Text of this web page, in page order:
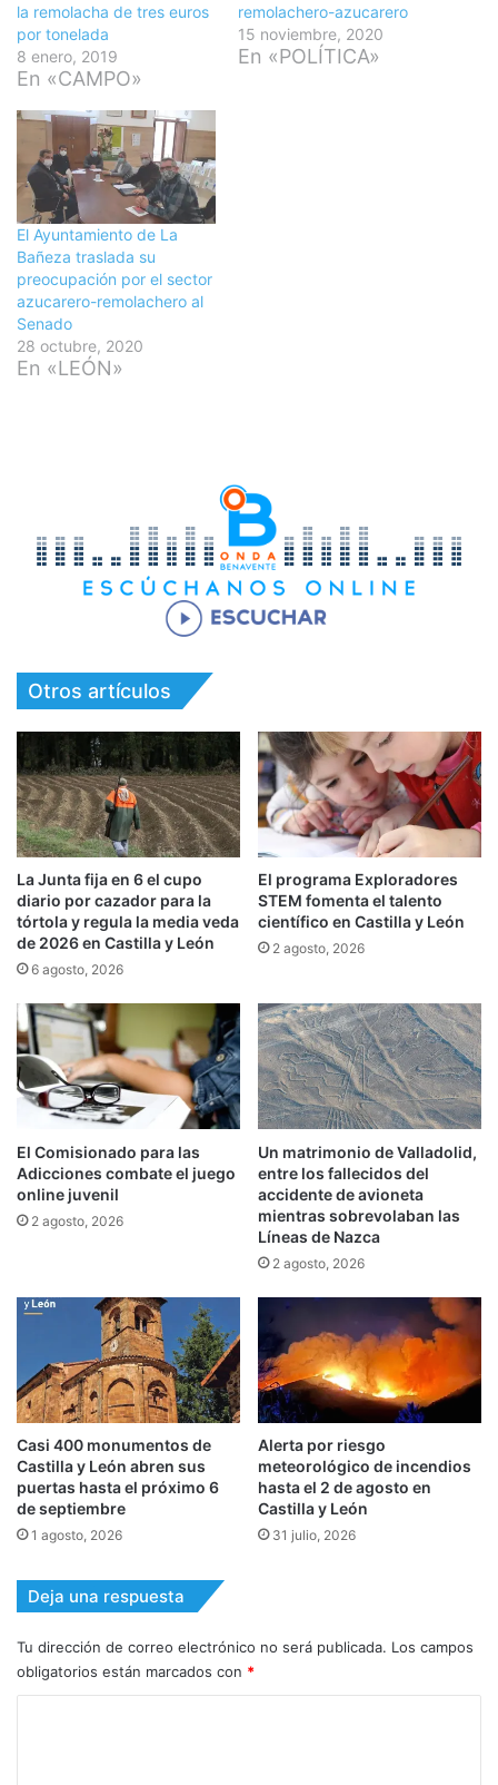
la remolacha de tres euros
por tonelada
8 enero, 2019
En «CAMPO»
remolachero-azucarero
15 noviembre, 2020
En «POLÍTICA»
El Ayuntamiento de La
Bañeza traslada su
preocupación por el sector
azucarero-remolachero al
Senado
28 octubre, 2020
En «LEÓN»
Otros artículos
La Junta fija en 6 el cupo
diario por cazador para la
tórtola y regula la media veda
de 2026 en Castilla y León
6 agosto, 2026
El programa Exploradores
STEM fomenta el talento
científico en Castilla y León
2 agosto, 2026
El Comisionado para las
Adicciones combate el juego
online juvenil
2 agosto, 2026
Un matrimonio de Valladolid,
entre los fallecidos del
accidente de avioneta
mientras sobrevolaban las
Líneas de Nazca
2 agosto, 2026
Casi 400 monumentos de
Castilla y León abren sus
puertas hasta el próximo 6
de septiembre
1 agosto, 2026
Alerta por riesgo
meteorológico de incendios
hasta el 2 de agosto en
Castilla y León
31 julio, 2026
Deja una respuesta
Tu dirección de correo electrónico no será publicada. Los campos
obligatorios están marcados con *